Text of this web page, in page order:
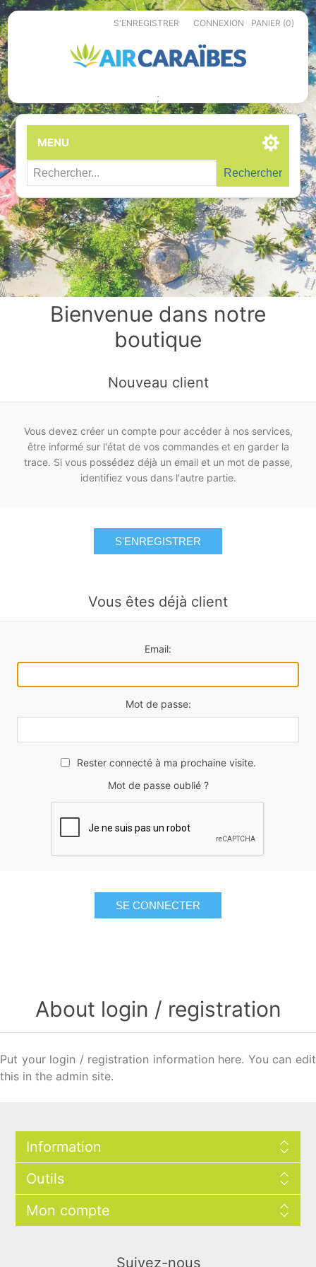
S'ENREGISTRER CONNEXION PANIER (0)
;
MENU
Rechercher
Bienvenue dans notre
boutique
Nouveau client
Vous devez créer un compte pour accéder à nos services,
être informé sur l'état de vos commandes et en garder la
trace. Si vous possédez déjà un email et un mot de passe,
identifiez vous dans l'autre partie.
S'ENREGISTRER
Vous êtes déjà client
Email:
Mot de passe:
Rester connecté à ma prochaine visite.
Mot de passe oublié ?
SE CONNECTER
About login / registration
Put your login / registration information here. You can edit
this in the admin site.
Information
Outils
Mon compte
Suivez-nous